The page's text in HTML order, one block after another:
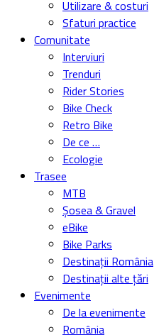
Utilizare & costuri
Sfaturi practice
Comunitate
Interviuri
Trenduri
Rider Stories
Bike Check
Retro Bike
De ce …
Ecologie
Trasee
MTB
Șosea & Gravel
eBike
Bike Parks
Destinații România
Destinații alte țări
Evenimente
De la evenimente
România